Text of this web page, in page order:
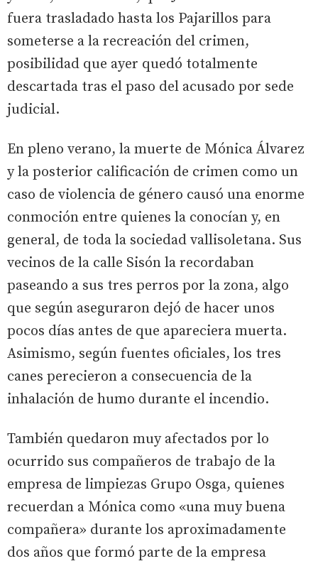
fuera trasladado hasta los Pajarillos para
someterse a la recreación del crimen,
posibilidad que ayer quedó totalmente
descartada tras el paso del acusado por sede
judicial.
En pleno verano, la muerte de Mónica Álvarez
y la posterior calificación de crimen como un
caso de violencia de género causó una enorme
conmoción entre quienes la conocían y, en
general, de toda la sociedad vallisoletana. Sus
vecinos de la calle Sisón la recordaban
paseando a sus tres perros por la zona, algo
que según aseguraron dejó de hacer unos
pocos días antes de que apareciera muerta.
Asimismo, según fuentes oficiales, los tres
canes perecieron a consecuencia de la
inhalación de humo durante el incendio.
También quedaron muy afectados por lo
ocurrido sus compañeros de trabajo de la
empresa de limpiezas Grupo Osga, quienes
recuerdan a Mónica como «una muy buena
compañera» durante los aproximadamente
dos años que formó parte de la empresa